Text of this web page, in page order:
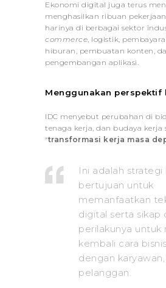
Ekonomi digital juga terus
menghasilkan ribuan
harinya di berbagai sektor
commerce , logistik,
hiburan, pembuatan konten,
pengembangan aplikasi.
Menggunakan perspektif
IDC menyebut perubahan di
tenaga kerja, dan budaya kerja
“transformasi kerja masa
Ini adalah strategi
bertujuan untuk
memanfaatkan
digital serta sikap
perilakunya untuk
kembali cara
dengan
pelanggan.